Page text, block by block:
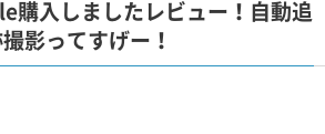
購入しましたレビュー！自動追
影ってすげー！